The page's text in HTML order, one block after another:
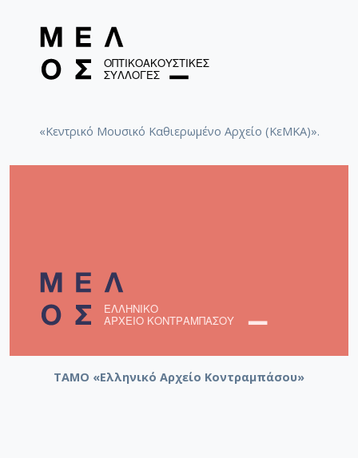
«Κεντρικό Μουσικό Καθιερωμένο Αρχείο (ΚεΜΚΑ)».
ΤΑΜΟ «Ελληνικό Αρχείο Κοντραμπάσου»